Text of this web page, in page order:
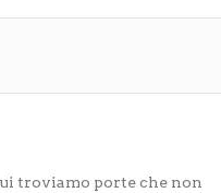
troviamo porte che non